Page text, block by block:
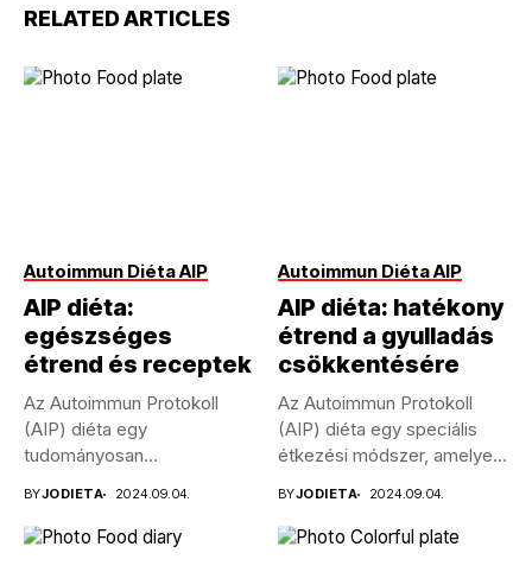
RELATED ARTICLES
Autoimmun Diéta AIP
AIP diéta:
egészséges
étrend és receptek
Az Autoimmun Protokoll
(AIP) diéta egy
tudományosan
autoimmun...
BYJODIETA 2024.09.04.
Autoimmun Diéta AIP
AIP diéta: hatékony
étrend a gyulladás
csökkentésére
Az Autoimmun Protokoll
(AIP) diéta egy speciális
étkezési módszer, amelyet
BYJODIETA 2024.09.04.